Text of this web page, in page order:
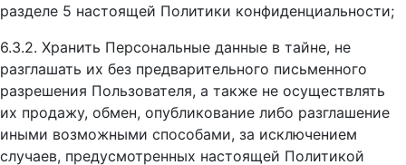
разделе 5 настоящей Политики конфиденциальности;
6.3.2. Хранить Персональные данные в тайне, не
разглашать их без предварительного письменного
разрешения Пользователя, а также не осуществлять
их продажу, обмен, опубликование либо разглашение
иными возможными способами, за исключением
случаев, предусмотренных настоящей Политикой